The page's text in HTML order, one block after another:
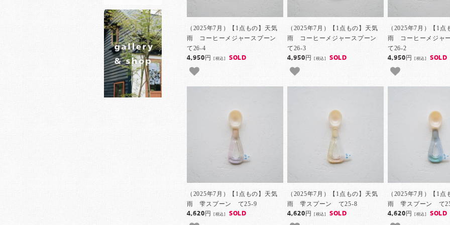
（2025年7月）【1点もの】天気
雨 コーヒーメジャースプーン
て26-4
4,950円[税込] SOLD
（2025年7月）【1点もの】天気
雨 コーヒーメジャースプーン
て26-3
4,950円[税込] SOLD
（2025年7月）【1点
雨 コーヒーメジャ
て26-2
4,950円[税込] SOLD
（2025年7月）【1点もの】天気
雨 雫スプーン て25-9
4,620円[税込] SOLD
（2025年7月）【1点もの】天気
雨 雫スプーン て25-8
4,620円[税込] SOLD
（2025年7月）【1点
雨 雫スプーン て
4,620円[税込] SOLD